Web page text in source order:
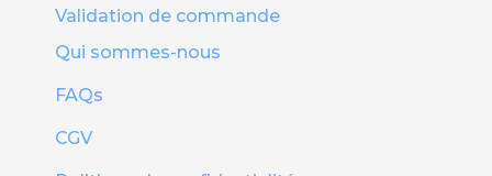
Validation de commande
Qui sommes-nous
FAQs
CGV